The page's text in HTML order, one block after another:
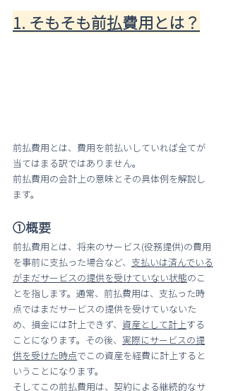
1. そもそも前払費用とは？
前払費用とは、費用を前払いしていれば全てが
当てはまる訳ではありません。
前払費用の会計上の意味とその具体例を解説し
ます。
①概要
前払費用とは、将来のサービス(役務提供)の費用
を事前に支払った場合など、 支払いは済んでいる
がまだサービスの提供を受けていない状態のこ
とを指します。通常、前払費用は、支払った時
点ではまだサービスの提供を受けていないた
め、損金には計上できず、 資産として計上する
ことになります。その後、 実際にサービスの提
供を受けた時点でこの資産を経費に計上すると
いうことになります。
そしてこの前払費用は、 契約による継続的なサ